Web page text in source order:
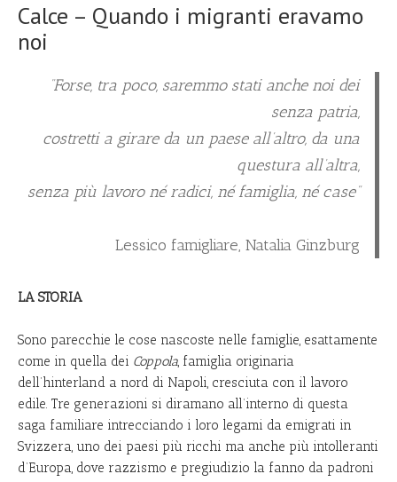
Calce – Quando i migranti eravamo
noi
“Forse, tra poco, saremmo stati anche noi dei
senza patria,
costretti a girare da un paese all’altro, da una
questura all’altra,
senza più lavoro né radici, né famiglia, né case”
Lessico famigliare, Natalia Ginzburg
LA STORIA
Sono parecchie le cose nascoste nelle famiglie, esattamente
come in quella dei Coppola, famiglia originaria
dell’hinterland a nord di Napoli, cresciuta con il lavoro
edile. Tre generazioni si diramano all’interno di questa
saga familiare intrecciando i loro legami da emigrati in
Svizzera, uno dei paesi più ricchi ma anche più intolleranti
d’Europa, dove razzismo e pregiudizio la fanno da padroni